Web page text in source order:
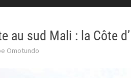
au sud Mali : la Côte
Omotundo